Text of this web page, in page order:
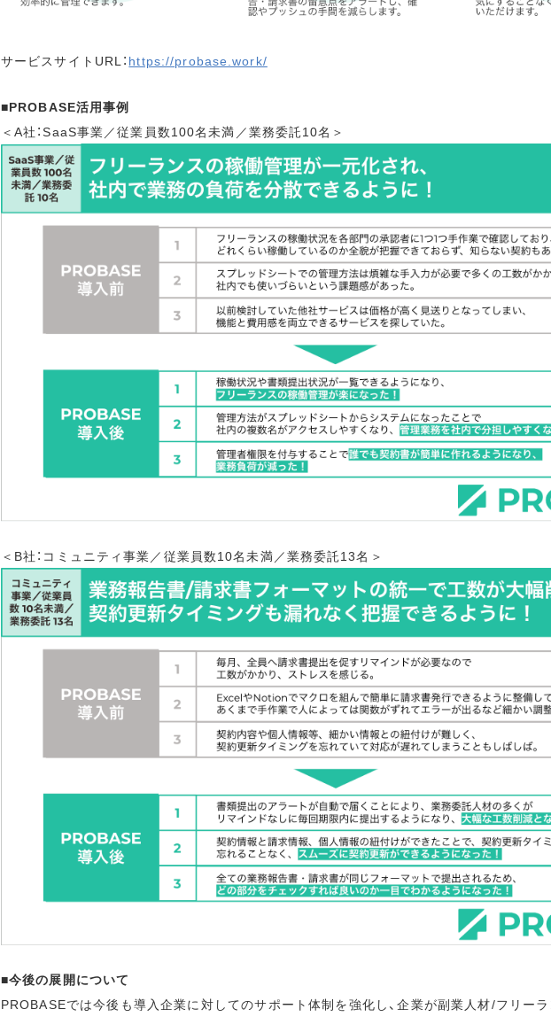
サービスサイトURL： https://probase.work/
■PROBASE活用事例
＜A社：SaaS事業／従業員数100名未満／業務委託10名＞
＜B社：コミュニティ事業／従業員数10名未満／業務委託13名＞
■今後の展開について
PROBASEでは今後も導入企業に対してのサポート体制を強化し、企業が副業人材/フリー